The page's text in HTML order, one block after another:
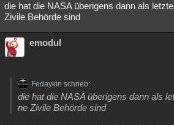
die hat die NASA überigens dann als
Zivile Behörde sind
emodul
Fedaykin schrieb:
die hat die NASA überigens dann als
ne Zivile Behörde sind